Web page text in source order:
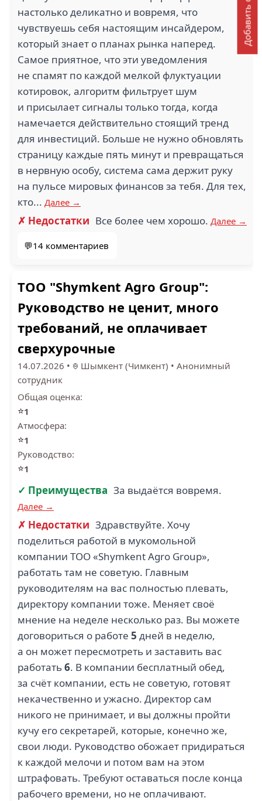
настолько деликатно и вовремя, что
чувствуешь себя настоящим инсайдером,
который знает о планах рынка наперед.
Самое приятное, что эти уведомления
не спамят по каждой мелкой флуктуации
котировок, алгоритм фильтрует шум
и присылает сигналы только тогда, когда
намечается действительно стоящий тренд
для инвестиций. Больше не нужно обновлять
страницу каждые пять минут и превращаться
в нервную особу, система сама держит руку
на пульсе мировых финансов за тебя. Для тех,
кто... Далее →
✗ Недостатки Все более чем хорошо. Далее →
💬14 комментариев
ТОО "Shymkent Agro Group":
Руководство не ценит, много
требований, не оплачивает
сверхурочные
14.07.2026 • Шымкент (Чимкент) • Анонимный
сотрудник
Общая оценка:
⭐1
Атмосфера:
⭐1
Руководство:
⭐1
✓ Преимущества За выдаётся вовремя.
Далее →
✗ Недостатки Здравствуйте. Хочу
поделиться работой в мукомольной
компании ТОО «Shymkent Agro Group»,
работать там не советую. Главным
руководителям на вас полностью плевать,
директору компании тоже. Меняет своё
мнение на неделе несколько раз. Вы можете
договориться о работе 5 дней в неделю,
а он может пересмотреть и заставить вас
работать6. В компании бесплатный обед,
за счёт компании, есть не советую, готовят
некачественно и ужасно. Директор сам
никого не принимает, и вы должны пройти
кучу его секретарей, которые, конечно же,
свои люди. Руководство обожает придираться
к каждой мелочи и потом вам на этом
штрафовать. Требуют оставаться после конца
рабочего времени, но не оплачивают.